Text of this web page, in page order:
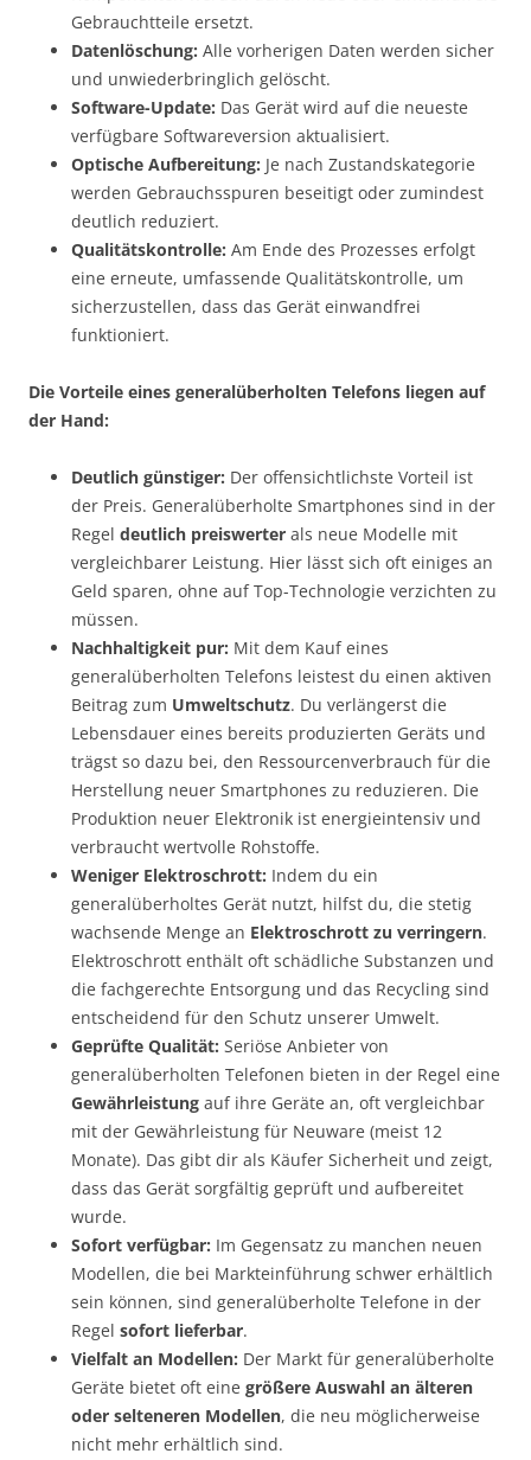
Gebrauchtteile ersetzt.
Datenlöschung: Alle vorherigen Daten werden sicher
und unwiederbringlich gelöscht.
Software-Update: Das Gerät wird auf die neueste
verfügbare Softwareversion aktualisiert.
Optische Aufbereitung: Je nach Zustandskategorie
werden Gebrauchsspuren beseitigt oder zumindest
deutlich reduziert.
Qualitätskontrolle: Am Ende des Prozesses erfolgt
eine erneute, umfassende Qualitätskontrolle, um
sicherzustellen, dass das Gerät einwandfrei
funktioniert.
Die Vorteile eines generalüberholten Telefons liegen auf
der Hand:
Deutlich günstiger: Der offensichtlichste Vorteil ist
der Preis. Generalüberholte Smartphones sind in der
Regel deutlich preiswerter als neue Modelle mit
vergleichbarer Leistung. Hier lässt sich oft einiges an
Geld sparen, ohne auf Top-Technologie verzichten zu
müssen.
Nachhaltigkeit pur: Mit dem Kauf eines
generalüberholten Telefons leistest du einen aktiven
Beitrag zum Umweltschutz. Du verlängerst die
Lebensdauer eines bereits produzierten Geräts und
trägst so dazu bei, den Ressourcenverbrauch für die
Herstellung neuer Smartphones zu reduzieren. Die
Produktion neuer Elektronik ist energieintensiv und
verbraucht wertvolle Rohstoffe.
Weniger Elektroschrott: Indem du ein
generalüberholtes Gerät nutzt, hilfst du, die stetig
wachsende Menge an Elektroschrott zu verringern.
Elektroschrott enthält oft schädliche Substanzen und
die fachgerechte Entsorgung und das Recycling sind
entscheidend für den Schutz unserer Umwelt.
Geprüfte Qualität: Seriöse Anbieter von
generalüberholten Telefonen bieten in der Regel eine
Gewährleistung auf ihre Geräte an, oft vergleichbar
mit der Gewährleistung für Neuware (meist 12
Monate). Das gibt dir als Käufer Sicherheit und zeigt,
dass das Gerät sorgfältig geprüft und aufbereitet
wurde.
Sofort verfügbar: Im Gegensatz zu manchen neuen
Modellen, die bei Markteinführung schwer erhältlich
sein können, sind generalüberholte Telefone in der
Regel sofort lieferbar.
Vielfalt an Modellen: Der Markt für generalüberholte
Geräte bietet oft eine größere Auswahl an älteren
oder selteneren Modellen, die neu möglicherweise
nicht mehr erhältlich sind.